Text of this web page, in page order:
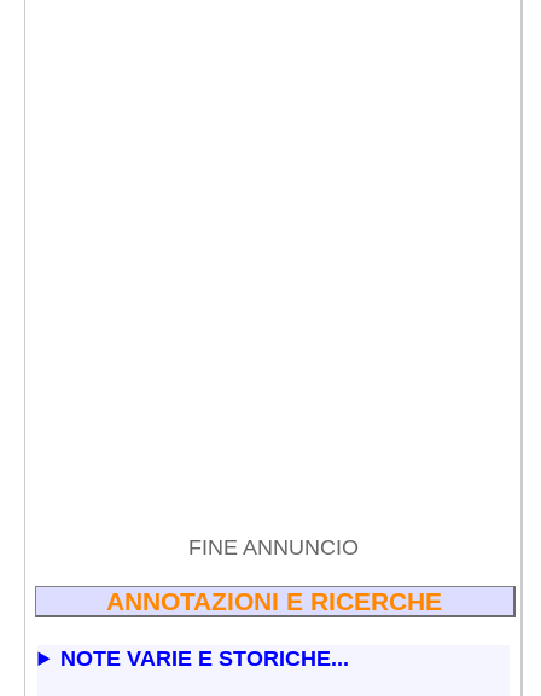
FINE ANNUNCIO
ANNOTAZIONI E RICERCHE
NOTE VARIE E STORICHE...